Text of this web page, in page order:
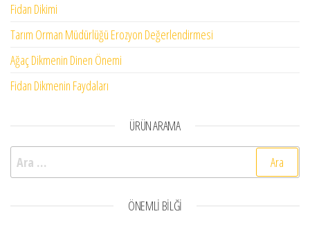
Fidan Dikimi
Tarım Orman Müdürlüğü Erozyon Değerlendirmesi
Ağaç Dikmenin Dinen Önemi
Fidan Dikmenin Faydaları
ÜRÜN ARAMA
Arama:
ÖNEMLI BILĞI